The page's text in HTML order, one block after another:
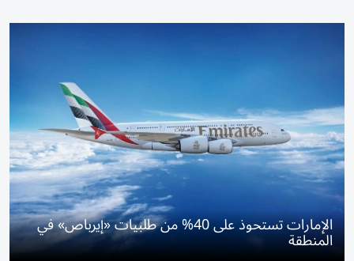
الإمارات تستحوذ على 40% من طلبيات «إيرباص» في
المنطقة